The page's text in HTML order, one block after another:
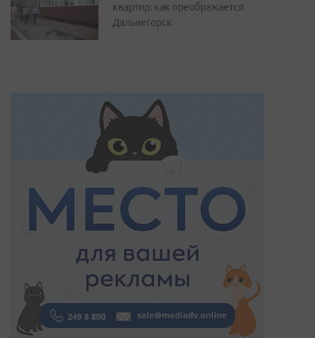
квартир: как преображается
Дальнегорск